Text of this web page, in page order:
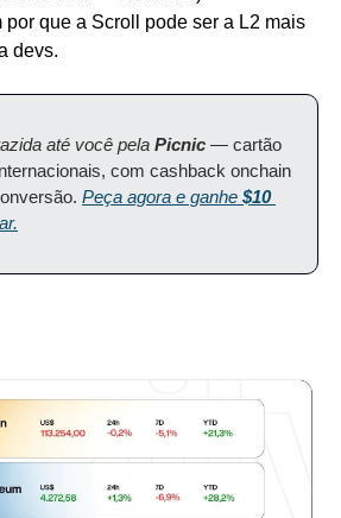
por que a Scroll pode ser a L2 mais
devs.
até você pela Picnic — cartão
com cashback onchain
Peça agora e ganhe $10